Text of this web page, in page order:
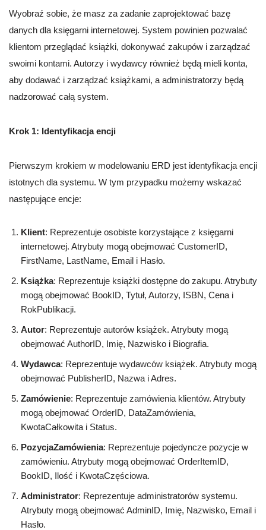
Wyobraź sobie, że masz za zadanie zaprojektować bazę
danych dla księgarni internetowej. System powinien pozwalać
klientom przeglądać książki, dokonywać zakupów i zarządzać
swoimi kontami. Autorzy i wydawcy również będą mieli konta,
aby dodawać i zarządzać książkami, a administratorzy będą
nadzorować całą system.
Krok 1: Identyfikacja encji
Pierwszym krokiem w modelowaniu ERD jest identyfikacja encji
istotnych dla systemu. W tym przypadku możemy wskazać
następujące encje:
Klient: Reprezentuje osobiste korzystające z księgarni
internetowej. Atrybuty mogą obejmować CustomerID,
FirstName, LastName, Email i Hasło.
Książka: Reprezentuje książki dostępne do zakupu. Atrybuty
mogą obejmować BookID, Tytuł, Autorzy, ISBN, Cena i
RokPublikacji.
Autor: Reprezentuje autorów książek. Atrybuty mogą
obejmować AuthorID, Imię, Nazwisko i Biografia.
Wydawca: Reprezentuje wydawców książek. Atrybuty mogą
obejmować PublisherID, Nazwa i Adres.
Zamówienie: Reprezentuje zamówienia klientów. Atrybuty
mogą obejmować OrderID, DataZamówienia,
KwotaCałkowita i Status.
PozycjaZamówienia: Reprezentuje pojedyncze pozycje w
zamówieniu. Atrybuty mogą obejmować OrderItemID,
BookID, Ilość i KwotaCzęściowa.
Administrator: Reprezentuje administratorów systemu.
Atrybuty mogą obejmować AdminID, Imię, Nazwisko, Email i
Hasło.